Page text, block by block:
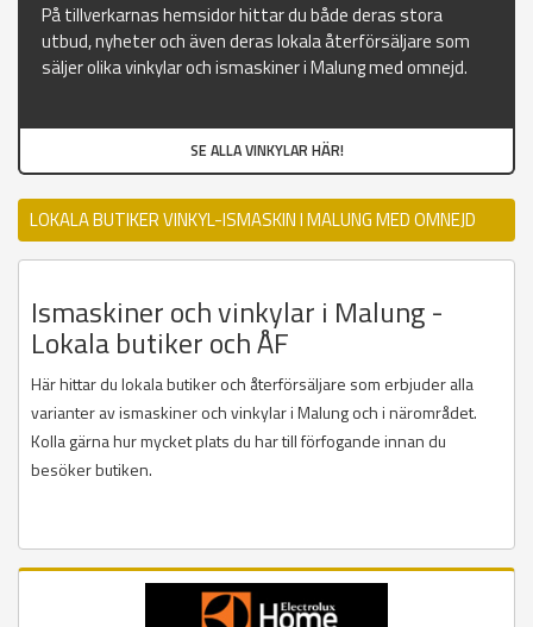
På tillverkarnas hemsidor hittar du både deras stora
utbud, nyheter och även deras lokala återförsäljare som
säljer olika vinkylar och ismaskiner i Malung med omnejd.
SE ALLA VINKYLAR HÄR!
LOKALA BUTIKER VINKYL-ISMASKIN I MALUNG MED OMNEJD
Ismaskiner och vinkylar i Malung -
Lokala butiker och ÅF
Här hittar du lokala butiker och återförsäljare som erbjuder alla
varianter av ismaskiner och vinkylar i Malung och i närområdet.
Kolla gärna hur mycket plats du har till förfogande innan du
besöker butiken.